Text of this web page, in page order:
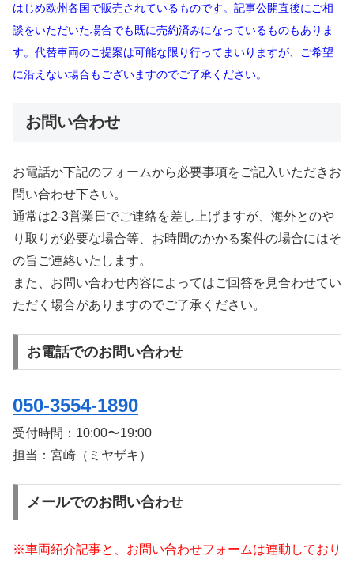
はじめ欧州各国で販売されているものです。記事公開直後にご相
談をいただいた場合でも既に売約済みになっているものもありま
す。代替車両のご提案は可能な限り行ってまいりますが、ご希望
に沿えない場合もございますのでご了承ください。
お問い合わせ
お電話か下記のフォームから必要事項をご記入いただきお
問い合わせ下さい。
通常は2-3営業日でご連絡を差し上げますが、海外とのや
り取りが必要な場合等、お時間のかかる案件の場合にはそ
の旨ご連絡いたします。
また、お問い合わせ内容によってはご回答を見合わせてい
ただく場合がありますのでご了承ください。
お電話でのお問い合わせ
050-3554-1890
受付時間： 10:00〜19:00
担当：宮崎（ミヤザキ）
メールでのお問い合わせ
※車両紹介記事と、お問い合わせフォームは連動しており